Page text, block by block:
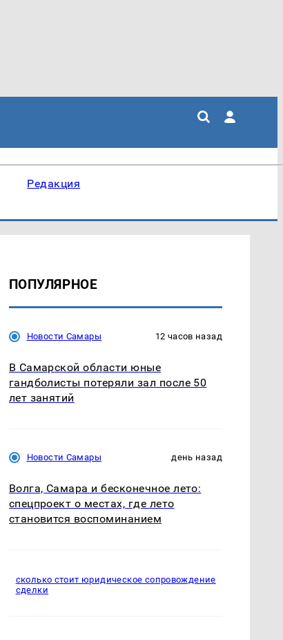
Редакция
ПОПУЛЯРНОЕ
Новости Самары 12 часов назад
В Самарской области юные
гандболисты потеряли зал после 50
лет занятий
Новости Самары день назад
Волга, Самара и бесконечное лето:
спецпроект о местах, где лето
становится воспоминанием
сколько стоит юридическое сопровождение
сделки